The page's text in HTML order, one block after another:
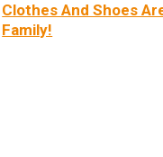
Clothes And Shoes
Family!